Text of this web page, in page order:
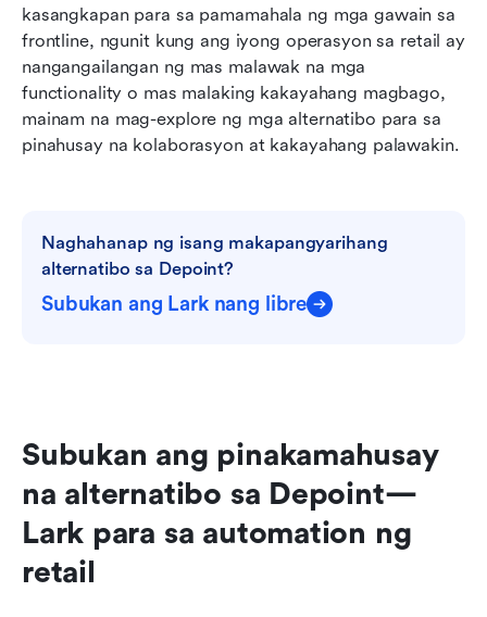
kasangkapan para sa pamamahala ng mga gawain sa
frontline, ngunit kung ang iyong operasyon sa retail ay
nangangailangan ng mas malawak na mga
functionality o mas malaking kakayahang magbago,
mainam na mag-explore ng mga alternatibo para sa
pinahusay na kolaborasyon at kakayahang palawakin.
Naghahanap ng isang makapangyarihang
alternatibo sa Depoint?
Subukan ang Lark nang libre
Subukan ang pinakamahusay
na alternatibo sa Depoint—
Lark para sa automation ng
retail